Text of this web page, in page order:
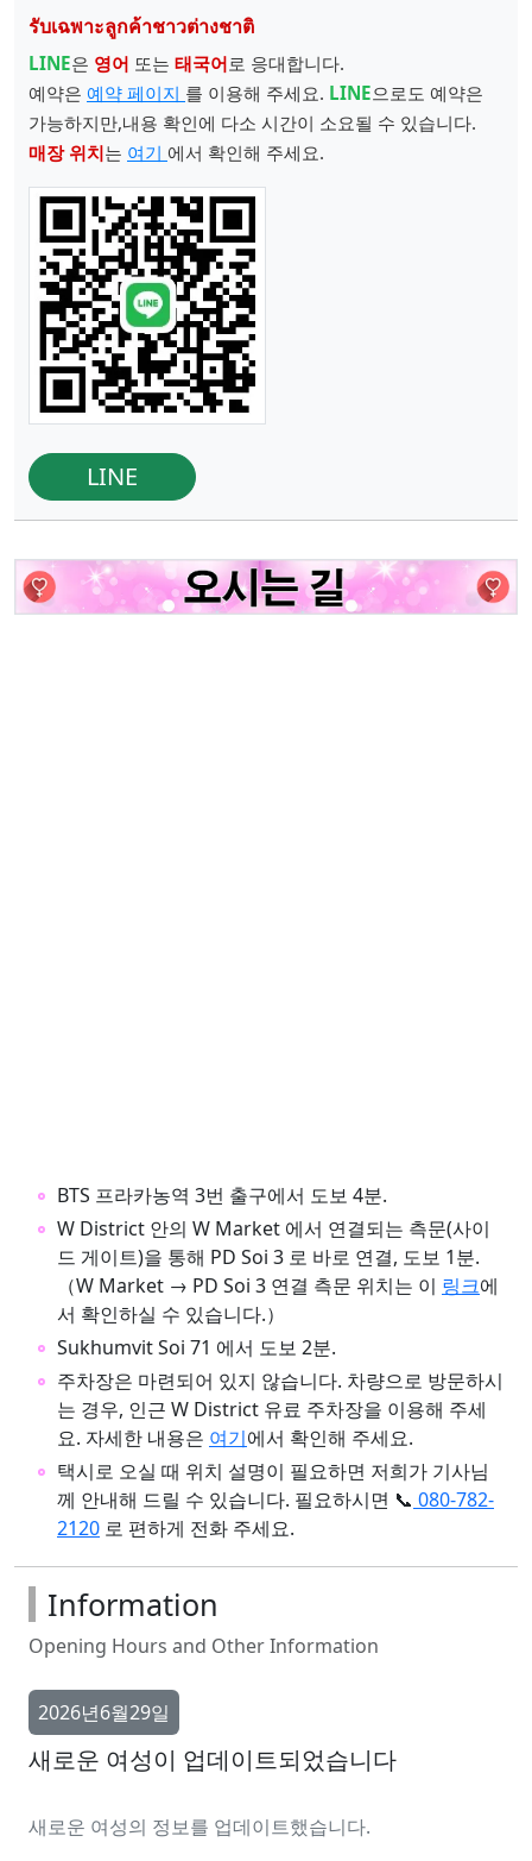
รับเฉพาะลูกค้าชาวต่างชาติ
LINE은 영어 또는 태국어로 응대합니다.
예약은 예약 페이지 를 이용해 주세요. LINE으로도 예약은
가능하지만,내용 확인에 다소 시간이 소요될 수 있습니다.
매장 위치는 여기 에서 확인해 주세요.
LINE
BTS 프라카농역 3번 출구에서 도보 4분.
W District 안의 W Market 에서 연결되는 측문(사이
드 게이트)을 통해 PD Soi 3 로 바로 연결, 도보 1분.
（W Market → PD Soi 3 연결 측문 위치는 이 링크에
서 확인하실 수 있습니다.）
Sukhumvit Soi 71 에서 도보 2분.
주차장은 마련되어 있지 않습니다. 차량으로 방문하시
는 경우, 인근 W District 유료 주차장을 이용해 주세
요. 자세한 내용은 여기에서 확인해 주세요.
택시로 오실 때 위치 설명이 필요하면 저희가 기사님
께 안내해 드릴 수 있습니다. 필요하시면 📞 080-782-
2120 로 편하게 전화 주세요.
Information
Opening Hours and Other Information
2026년6월29일
새로운 여성이 업데이트되었습니다
새로운 여성의 정보를 업데이트했습니다.